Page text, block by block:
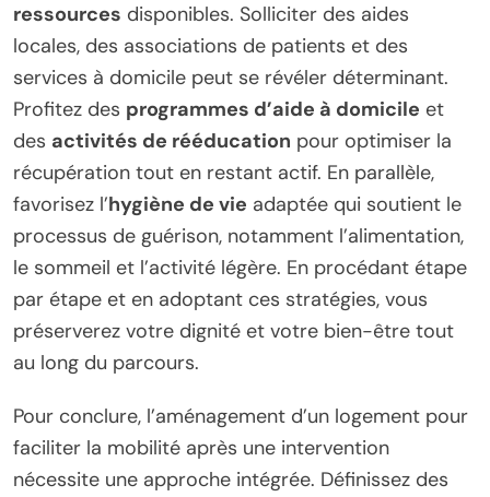
ressources disponibles. Solliciter des aides
locales, des associations de patients et des
services à domicile peut se révéler déterminant.
Profitez des programmes d’aide à domicile et
des activités de rééducation pour optimiser la
récupération tout en restant actif. En parallèle,
favorisez l’hygiène de vie adaptée qui soutient le
processus de guérison, notamment l’alimentation,
le sommeil et l’activité légère. En procédant étape
par étape et en adoptant ces stratégies, vous
préserverez votre dignité et votre bien-être tout
au long du parcours.
Pour conclure, l’aménagement d’un logement pour
faciliter la mobilité après une intervention
nécessite une approche intégrée. Définissez des